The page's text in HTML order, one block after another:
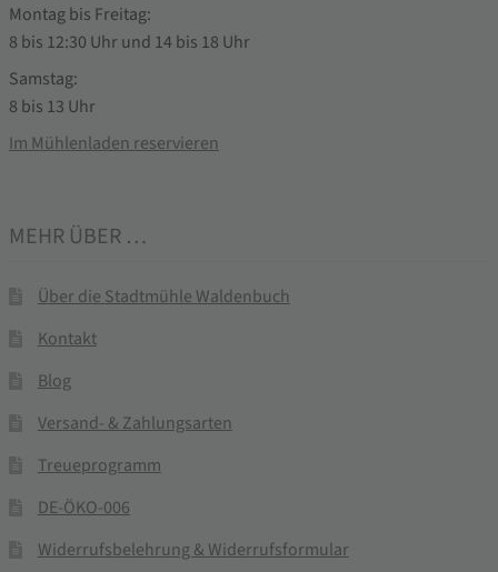
Montag bis Freitag:
8 bis 12:30 Uhr und 14 bis 18 Uhr
Samstag:
8 bis 13 Uhr
Im Mühlenladen reservieren
MEHR ÜBER …
Über die Stadtmühle Waldenbuch
Kontakt
Blog
Versand- & Zahlungsarten
Treueprogramm
DE-ÖKO-006
Widerrufsbelehrung & Widerrufsformular